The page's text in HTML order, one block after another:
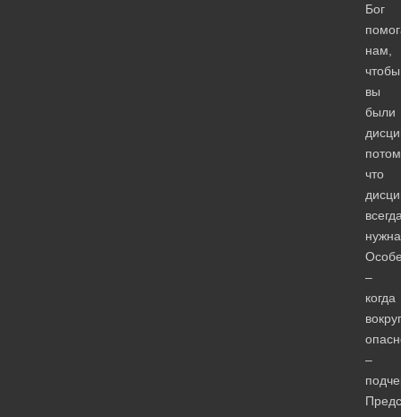
Бог
нам,
чтобы
вы
были
что
–
когда
вокруг
–